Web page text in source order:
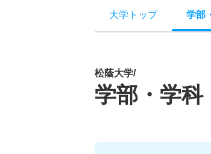
大学トップ 学部 ・
松蔭大学/
学部・学科